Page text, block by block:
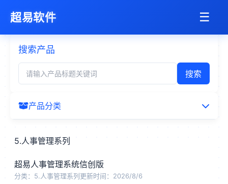
超易软件 ☰
搜索产品
搜索
产品分类
1.2采购管理系统
5.人事管理系列
超易人事管理系统信创版
分类：5.人事管理系列 更新时间：2026/8/6